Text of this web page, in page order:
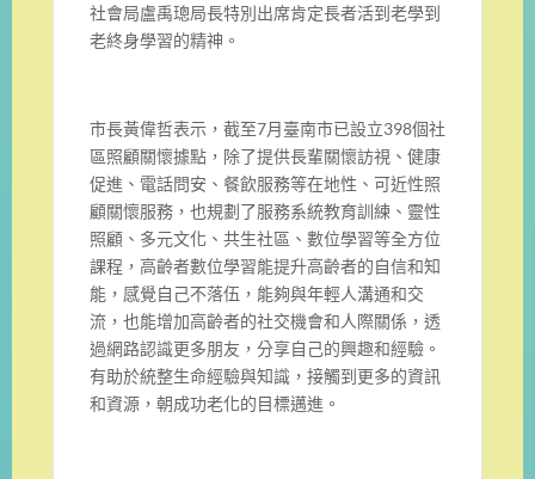
社會局盧禹璁局長特別出席肯定長者活到老學到
老終身學習的精神。
市長黃偉哲表示，截至7月臺南市已設立398個社
區照顧關懷據點，除了提供長輩關懷訪視、健康
促進、電話問安、 餐飲服務等在地性、可近性照
顧關懷服務， 也規劃了服務系統教育訓練、靈性
照顧、多元文化、共生社區、 數位學習等全方位
課程， 高齡者數位學習能提升高齡者的自信和知
能，感覺自己不落伍， 能夠與年輕人溝通和交
流，也能增加高齡者的社交機會和人際關係， 透
過網路認識更多朋友，分享自己的興趣和經驗。
有助於統整生命經驗與知識，接觸到更多的資訊
和資源， 朝成功老化的目標邁進。